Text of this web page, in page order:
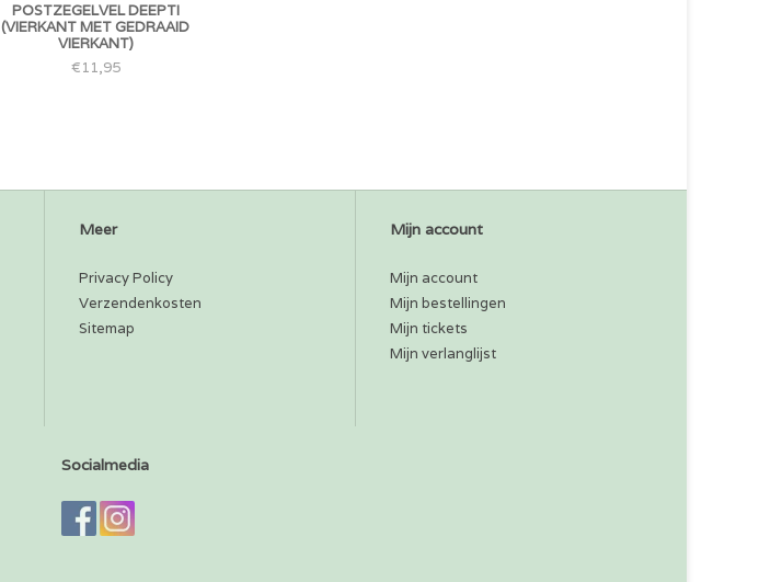
POSTZEGELVEL DEEPTI
(VIERKANT MET GEDRAAID
VIERKANT)
€11,95
Meer
Privacy Policy
Verzendenkosten
Sitemap
Mijn account
Mijn account
Mijn bestellingen
Mijn tickets
Mijn verlanglijst
Socialmedia